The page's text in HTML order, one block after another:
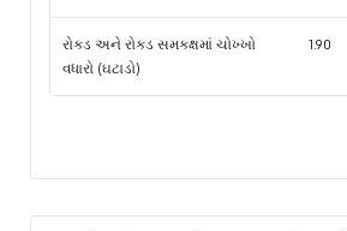
રોકડ અને રોકડ સમકક્ષમાં ચોખ્ખો
વધારો (ઘટાડો)
1.90